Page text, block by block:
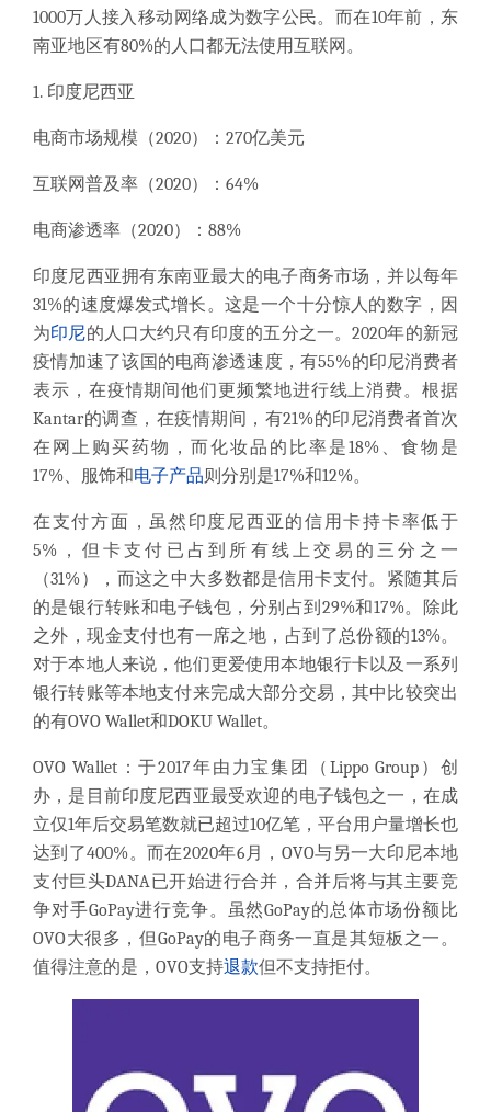
1000万人接入移动网络成为数字公民。而在10年前，东
南亚地区有80%的人口都无法使用互联网。
1. 印度尼西亚
电商市场规模（2020）：270亿美元
互联网普及率（2020）：64%
电商渗透率（2020）：88%
印度尼西亚拥有东南亚最大的电子商务市场，并以每年
31%的速度爆发式增长。这是一个十分惊人的数字，因
为印尼的人口大约只有印度的五分之一。2020年的新冠
疫情加速了该国的电商渗透速度，有55%的印尼消费者
表示，在疫情期间他们更频繁地进行线上消费。根据
Kantar的调查，在疫情期间，有21%的印尼消费者首次
在网上购买药物，而化妆品的比率是18%、食物是
17%、服饰和电子产品则分别是17%和12%。
在支付方面，虽然印度尼西亚的信用卡持卡率低于
5%，但卡支付已占到所有线上交易的三分之一
（31%），而这之中大多数都是信用卡支付。紧随其后
的是银行转账和电子钱包，分别占到29%和17%。除此
之外，现金支付也有一席之地，占到了总份额的13%。
对于本地人来说，他们更爱使用本地银行卡以及一系列
银行转账等本地支付来完成大部分交易，其中比较突出
的有OVO Wallet和DOKU Wallet。
OVO Wallet：于2017年由力宝集团（Lippo Group）创
办，是目前印度尼西亚最受欢迎的电子钱包之一，在成
立仅1年后交易笔数就已超过10亿笔，平台用户量增长也
达到了400%。而在2020年6月，OVO与另一大印尼本地
支付巨头DANA已开始进行合并，合并后将与其主要竞
争对手GoPay进行竞争。虽然GoPay的总体市场份额比
OVO大很多，但GoPay的电子商务一直是其短板之一。
值得注意的是，OVO支持退款但不支持拒付。